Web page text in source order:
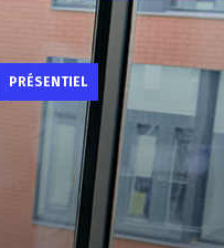
PRÉSENTIEL